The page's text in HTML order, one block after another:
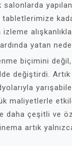
tabletlerimize
yatan
biçimini değil,
değiştirdi. Artık
maliyetlerle
daha çeşitli ve
artık